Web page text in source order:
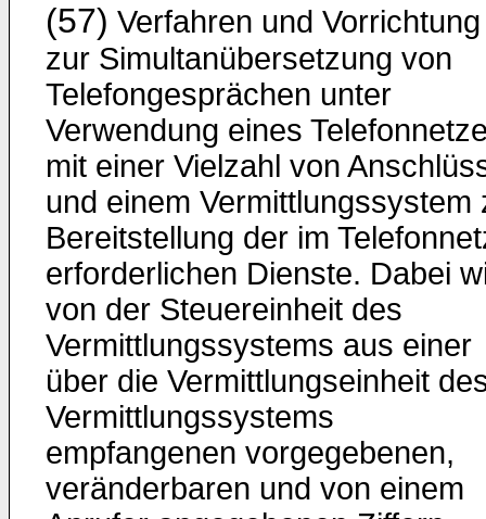
(57) Verfahren und Vorrichtung
zur Simultanübersetzung von
Telefongesprächen unter
Verwendung eines
mit einer Vielzahl von
und einem Vermittlungssystem
Bereitstellung der im
erforderlichen Dienste. Dabei
von der Steuereinheit des
Vermittlungssystems aus einer
über die Vermittlungseinheit
Vermittlungssystems
empfangenen vorgegebenen,
veränderbaren und von einem